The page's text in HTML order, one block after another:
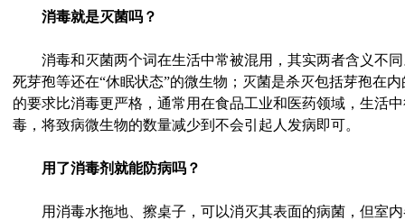
消毒就是灭菌吗？
消毒和灭菌两个词在生活中常被混用，其实两者含义不同
死芽孢等还在“休眠状态”的微生物；灭菌是杀灭包括芽孢在
的要求比消毒更严格，通常用在食品工业和医药领域，生活
毒，将致病微生物的数量减少到不会引起人发病即可。
用了消毒剂就能防病吗？
用消毒水拖地、擦桌子，可以消灭其表面的病菌，但室内